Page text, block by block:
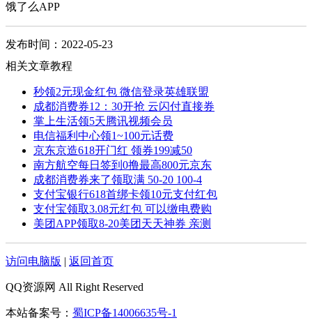
饿了么APP
发布时间：2022-05-23
相关文章教程
秒领2元现金红包 微信登录英雄联盟
成都消费券12：30开抢 云闪付直接券
掌上生活领5天腾讯视频会员
电信福利中心领1~100元话费
京东京造618开门红 领券199减50
南方航空每日签到0撸最高800元京东
成都消费券来了领取满 50-20 100-4
支付宝银行618首绑卡领10元支付红包
支付宝领取3.08元红包 可以缴电费购
美团APP领取8-20美团天天神券 亲测
访问电脑版 | 返回首页
QQ资源网 All Right Reserved
本站备案号： 蜀ICP备14006635号-1